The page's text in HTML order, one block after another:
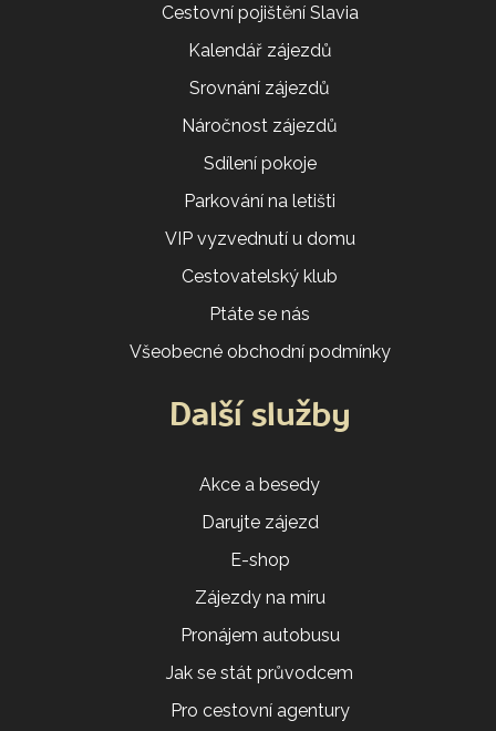
Cestovní pojištění Slavia
Kalendář zájezdů
Srovnání zájezdů
Náročnost zájezdů
Sdílení pokoje
Parkování na letišti
VIP vyzvednutí u domu
Cestovatelský klub
Ptáte se nás
Všeobecné obchodní podmínky
Další služby
Akce a besedy
Darujte zájezd
E-shop
Zájezdy na míru
Pronájem autobusu
Jak se stát průvodcem
Pro cestovní agentury